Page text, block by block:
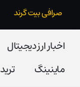
صرافی بیت گرند
اخبار ارز دیجیتال
ماینینگ
ترید